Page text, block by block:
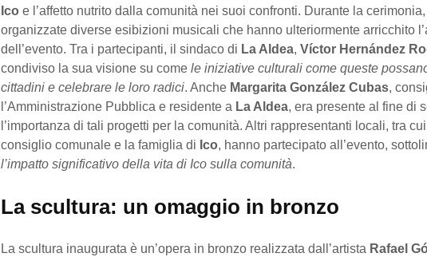
Ico e l’affetto nutrito dalla comunità nei suoi confronti. Durante la
organizzate diverse esibizioni musicali che hanno ulteriormente arricchito
dell’evento. Tra i partecipanti, il sindaco di La Aldea, Víctor Hernández
condiviso la sua visione su come le iniziative culturali come queste
cittadini e celebrare le loro radici. Anche Margarita González Cubas,
l’Amministrazione Pubblica e residente a La Aldea, era presente al fine di
l’importanza di tali progetti per la comunità. Altri rappresentanti locali, tra
consiglio comunale e la famiglia di Ico, hanno partecipato all’evento,
l’impatto significativo della vita di Ico sulla comunità.
La scultura: un omaggio in bronzo
La scultura inaugurata è un’opera in bronzo realizzata dall’artista Rafael